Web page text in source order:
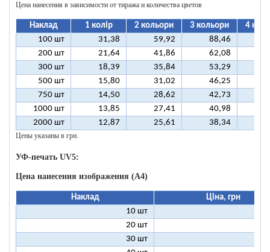
Цена нанесения в зависимости от тиража и количества цветов
Наклад 1 колір 2 кольори 3 кольори
4
100 шт
31,38 59,92 88,46
200 шт
21,64 41,86 62,08
300 шт
18,39 35,84 53,29
500 шт
15,80 31,02 46,25
750 шт
14,50 28,62 42,73
1000 шт
13,85 27,41 40,98
2000 шт
12,87 25,61 38,34
Цены указаны в грн.
УФ-печать UV5:
Цена нанесения изображения (А4)
Наклад
Ціна, грн
10 шт
20 шт
30 шт